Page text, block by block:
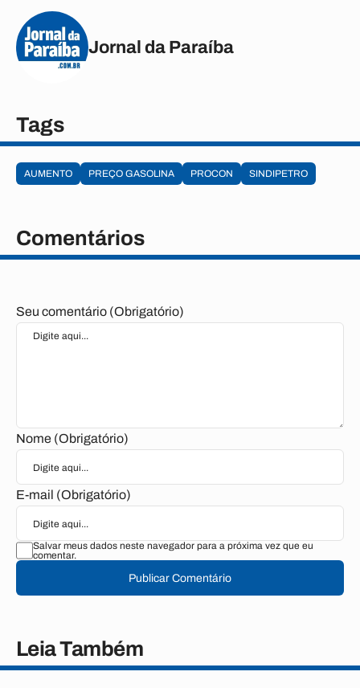
Jornal da Paraíba
Tags
AUMENTO PREÇO GASOLINA PROCON SINDIPETRO
Comentários
Seu comentário (Obrigatório)
Nome (Obrigatório)
E-mail (Obrigatório)
Salvar meus dados neste navegador para a próxima vez que eu
comentar.
Publicar Comentário
Leia Também